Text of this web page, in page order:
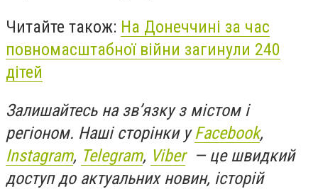
Читайте також: На Донеччині за час
повномасштабної війни загинули 240
дітей
Залишайтесь на зв’язку з містом і
регіоном. Наші сторінки уFacebook,
Instagram, Telegram, Viber— це швидкий
доступ до актуальних новин, історій